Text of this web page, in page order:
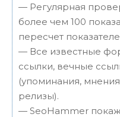
— Регулярная
более чем 100
пересчет
— Все известные
ссылки, вечные
(упоминания,
релизы).
— SeoHammer